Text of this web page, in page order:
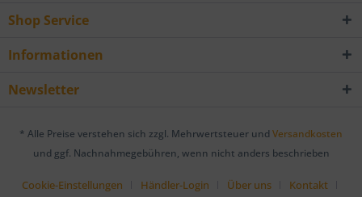
Shop Service
Informationen
Newsletter
* Alle Preise verstehen sich zzgl. Mehrwertsteuer und Versandkosten
und ggf. Nachnahmegebühren, wenn nicht anders beschrieben
Cookie-Einstellungen Händler-Login Über uns Kontakt